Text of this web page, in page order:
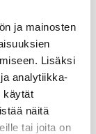
ja mainosten
Lisäksi
analytiikka-
käytät
näitä
tai joita on
Vikaaria -